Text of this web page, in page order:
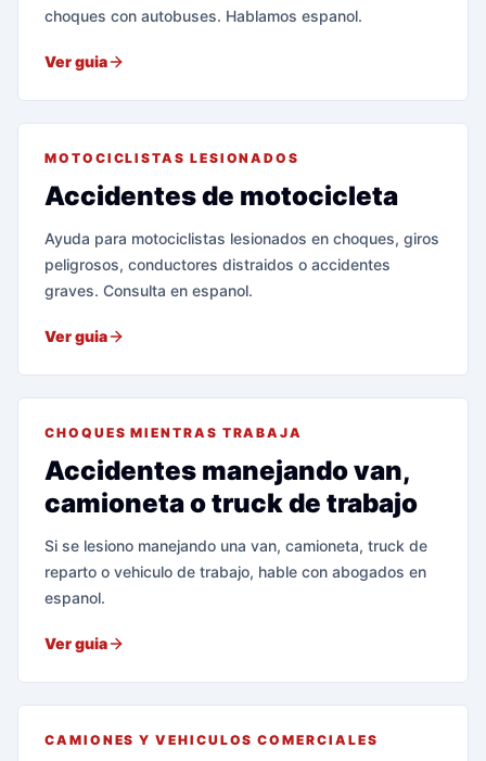
choques con autobuses. Hablamos espanol.
Ver guia
MOTOCICLISTAS LESIONADOS
Accidentes de motocicleta
Ayuda para motociclistas lesionados en choques, giros
peligrosos, conductores distraidos o accidentes
graves. Consulta en espanol.
Ver guia
CHOQUES MIENTRAS TRABAJA
Accidentes manejando van,
camioneta o truck de trabajo
Si se lesiono manejando una van, camioneta, truck de
reparto o vehiculo de trabajo, hable con abogados en
espanol.
Ver guia
CAMIONES Y VEHICULOS COMERCIALES